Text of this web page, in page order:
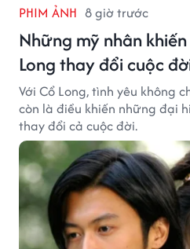
PHIM ẢNH 8 giờ trước
Những mỹ nhân
Long thay đổi cuộc
Với Cổ Long, tình yêu không
còn là điều khiến những đại
thay đổi cả cuộc đời.